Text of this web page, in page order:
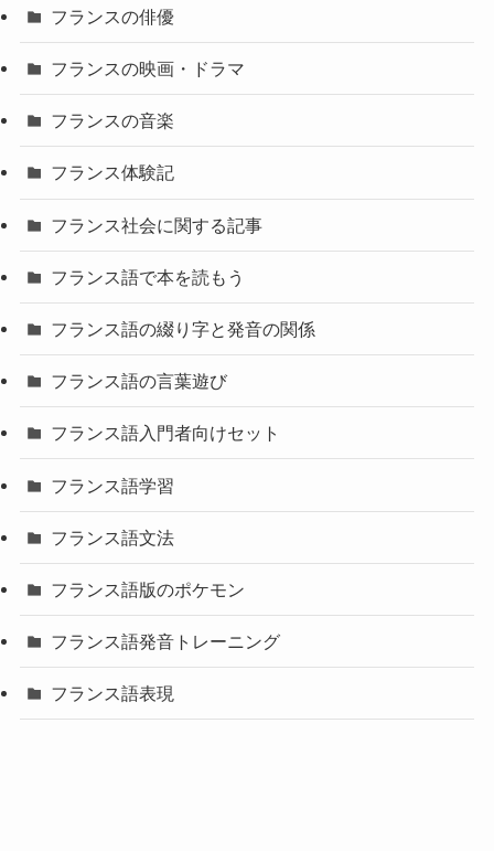
フランスの俳優
フランスの映画・ドラマ
フランスの音楽
フランス体験記
フランス社会に関する記事
フランス語で本を読もう
フランス語の綴り字と発音の関係
フランス語の言葉遊び
フランス語入門者向けセット
フランス語学習
フランス語文法
フランス語版のポケモン
フランス語発音トレーニング
フランス語表現